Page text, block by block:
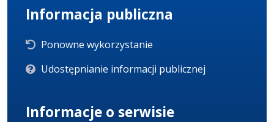
Informacja publiczna
Ponowne wykorzystanie
Udostępnianie informacji publicznej
Informacje o serwisie